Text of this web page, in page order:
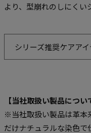
より、型崩れのしにくい
シリーズ推奨ケアア
【当社取扱い製品につい
※当社取扱い製品は革本
だけナチュラルな染色で